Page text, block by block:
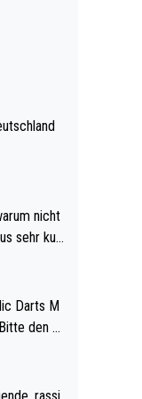
nicht
Weltm
Self l
d
den A